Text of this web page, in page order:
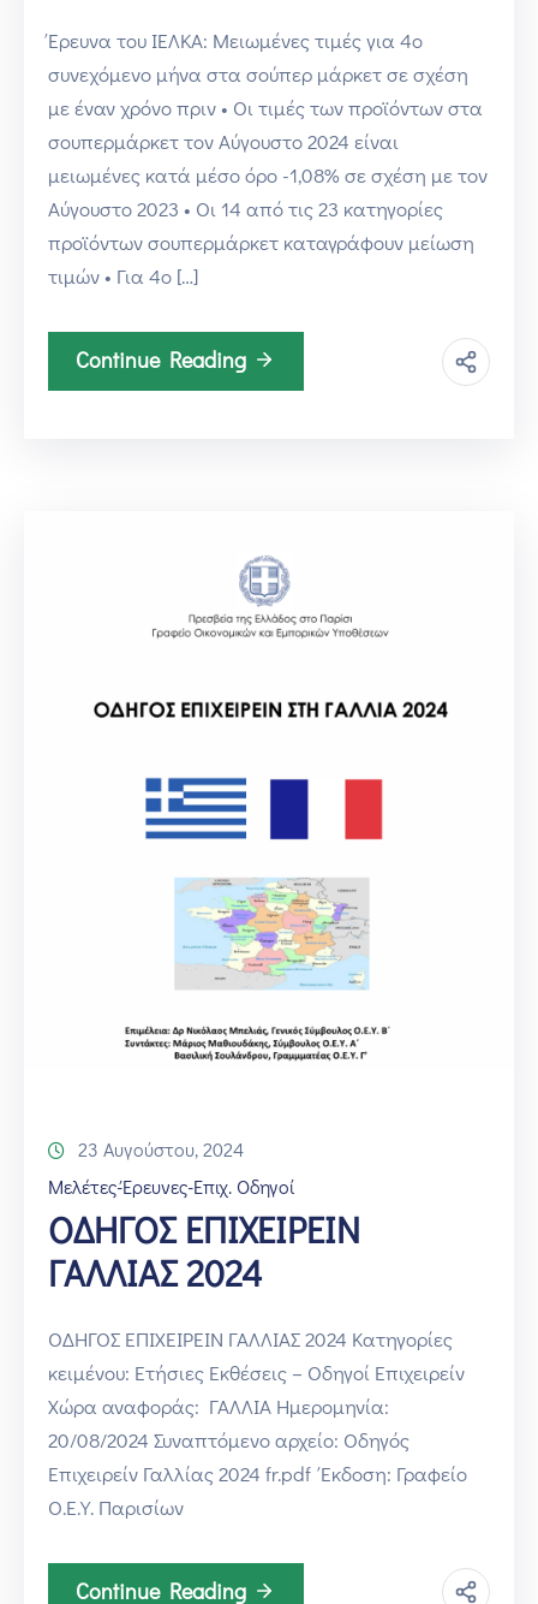
Έρευνα του ΙΕΛΚΑ: Μειωμένες τιμές για 4ο
συνεχόμενο μήνα στα σούπερ μάρκετ σε σχέση
με έναν χρόνο πριν • Οι τιμές των προϊόντων στα
σουπερμάρκετ τον Αύγουστο 2024 είναι
μειωμένες κατά μέσο όρο -1,08% σε σχέση με τον
Αύγουστο 2023 • Οι 14 από τις 23 κατηγορίες
προϊόντων σουπερμάρκετ καταγράφουν μείωση
τιμών • Για 4ο […]
Continue Reading
23 Αυγούστου, 2024
Μελέτες-Έρευνες-Επιχ. Οδηγοί
ΟΔΗΓΟΣ ΕΠΙΧΕΙΡΕΙΝ
ΓΑΛΛΙΑΣ 2024
ΟΔΗΓΟΣ ΕΠΙΧΕΙΡΕΙΝ ΓΑΛΛΙΑΣ 2024 Κατηγορίες
κειμένου: Ετήσιες Εκθέσεις – Οδηγοί Επιχειρείν
Χώρα αναφοράς: ΓΑΛΛΙΑ Ημερομηνία:
20/08/2024 Συναπτόμενο αρχείο: Οδηγός
Επιχειρείν Γαλλίας 2024 fr.pdf Έκδοση: Γραφείο
Ο.Ε.Υ. Παρισίων
Continue Reading